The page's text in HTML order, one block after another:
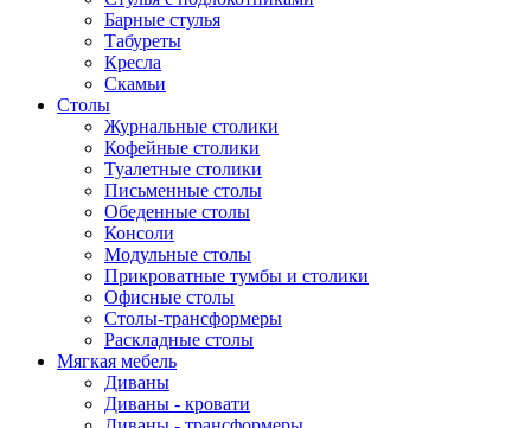
Барные стулья
Табуреты
Кресла
Скамьи
Столы
Журнальные столики
Кофейные столики
Туалетные столики
Письменные столы
Обеденные столы
Консоли
Модульные столы
Прикроватные тумбы и столики
Офисные столы
Столы-трансформеры
Раскладные столы
Мягкая мебель
Диваны
Диваны - кровати